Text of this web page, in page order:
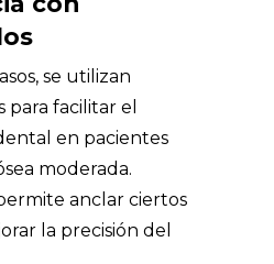
se utilizan
facilitar el
en pacientes
moderada.
anclar ciertos
la precisión del